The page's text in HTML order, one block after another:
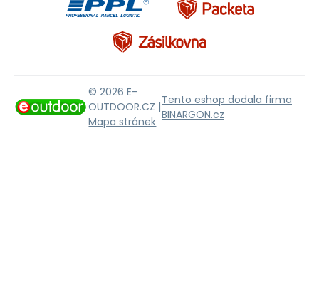
© 2026 E-
OUTDOOR.CZ |
Mapa stránek
Tento eshop dodala firma
BINARGON.cz